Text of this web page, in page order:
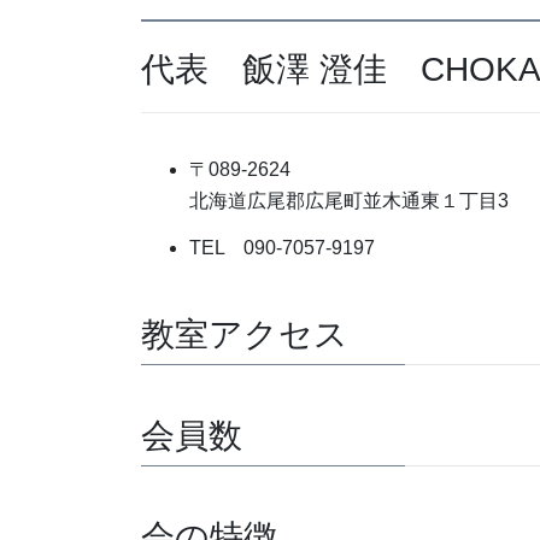
代表 飯澤 澄佳 CHOKA
〒089-2624
北海道広尾郡広尾町並木通東１丁目3
TEL 090-7057-9197
教室アクセス
会員数